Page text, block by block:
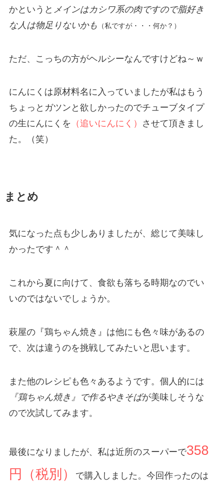
かというと メインはカシワ系の肉ですので脂好き
な人は物足りないかも
（私ですが・・・何か？）
ただ、こっちの方がヘルシーなんですけどね～ｗ
にんにくは原材料名に入っていましたが私はもう
ちょっとガツンと欲しかったのでチューブタイプ
の生にんにくを （追いにんにく）
させて頂きまし
た。（笑）
まとめ
気になった点も少しありましたが、総じて美味し
かったです＾＾
これから夏に向けて、食欲も落ちる時期なのでい
いのではないでしょうか。
萩屋の『鶏ちゃん焼き』は他にも色々味があるの
で、次は違うのを挑戦してみたいと思います。
また他のレシピも色々あるようです。個人的には
『鶏ちゃん焼き』で作るやきそばが美味しそうな
ので次試してみます。
最後になりましたが、私は近所のスーパーで358
円（税別）
で購入しました。今回作ったのは